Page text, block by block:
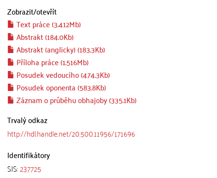
Zobrazit/otevřít
Text práce (3.412Mb)
Abstrakt (184.0Kb)
Abstrakt (anglicky) (183.3Kb)
Příloha práce (1.516Mb)
Posudek vedoucího (474.3Kb)
Posudek oponenta (583.8Kb)
Záznam o průběhu obhajoby (335.1Kb)
Trvalý odkaz
http://hdl.handle.net/20.500.11956/171696
Identifikátory
SIS:237725